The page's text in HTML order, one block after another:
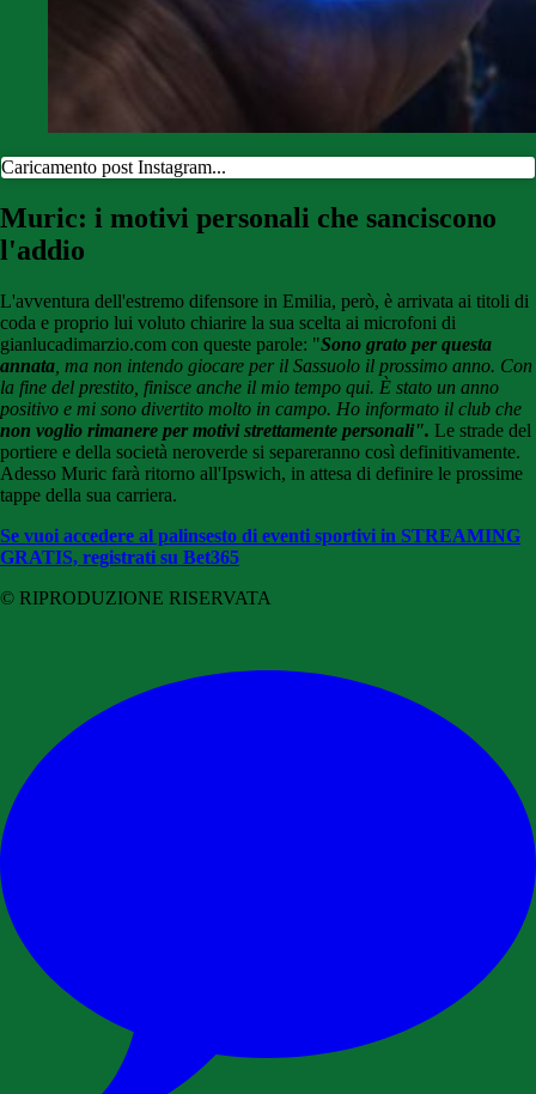
Caricamento post Instagram...
Muric: i motivi personali che sanciscono
l'addio
L'avventura dell'estremo difensore in Emilia, però, è arrivata ai titoli di
coda e proprio lui voluto chiarire la sua scelta ai microfoni di
gianlucadimarzio.com con queste parole: "Sono grato per questa
annata , ma non intendo giocare per il Sassuolo il prossimo anno. Con
la fine del prestito, finisce anche il mio tempo qui. È stato un anno
positivo e mi sono divertito molto in campo. Ho informato il club che
non voglio rimanere per motivi strettamente personali". Le strade del
portiere e della società neroverde si separeranno così definitivamente.
Adesso Muric farà ritorno all'Ipswich, in attesa di definire le prossime
tappe della sua carriera.
Se vuoi accedere al palinsesto di eventi sportivi in STREAMING
GRATIS, registrati su Bet365
© RIPRODUZIONE RISERVATA